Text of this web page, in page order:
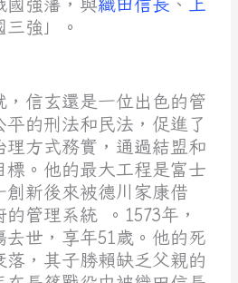
國強藩，與織田信長 、 上
強」 。
，信玄還是一位出色的管
的刑法和民法，促進了
理方式務實，通過結盟和
標。他的最大工程是富士
創新後來被德川家康借
管理系統 。1573年，
世，享年51歲。他的死
，其子勝賴缺乏父親的